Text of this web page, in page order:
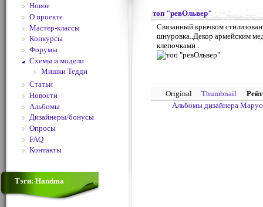
Новое
О проекте
Мастер-классы
Конкурсы
Форумы
Схемы и модели
Мишки Тедди
Статьи
Новости
Альбомы
Дизайнеры/бонусы
Опросы
FAQ
Контакты
Тэги: Handma
топ "ревОльвер"
Связанный крючком
шнуровка..Декор армейским
клепочками .
Original Thumbnail
Альбомы дизайнера